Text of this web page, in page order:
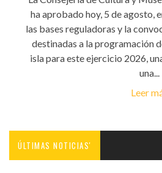
ha aprobado hoy, 5 de agosto,
las bases reguladoras y la
destinadas a la programación
isla para este ejercicio 2026,
una...
Leer
ÚLTIMAS NOTICIAS'